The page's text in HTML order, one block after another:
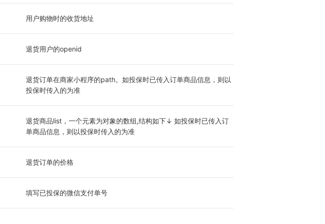
用户购物时的收货地址
退货用户的openid
退货订单在商家小程序的path。如投保时已传入订单商品信息，则以
投保时传入的为准
退货商品list，一个元素为对象的数组,结构如下↓ 如投保时已传入订
单商品信息，则以投保时传入的为准
退货订单的价格
填写已投保的微信支付单号